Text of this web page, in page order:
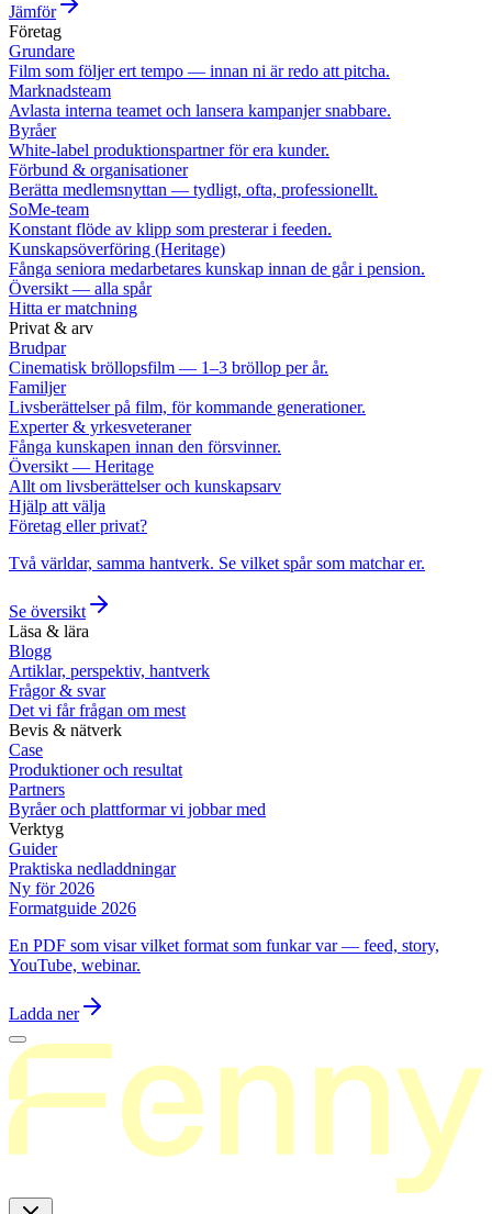
Jämför
Företag
Grundare
Film som följer ert tempo — innan ni är redo att pitcha.
Marknadsteam
Avlasta interna teamet och lansera kampanjer snabbare.
Byråer
White-label produktionspartner för era kunder.
Förbund & organisationer
Berätta medlemsnyttan — tydligt, ofta, professionellt.
SoMe-team
Konstant flöde av klipp som presterar i feeden.
Kunskapsöverföring (Heritage)
Fånga seniora medarbetares kunskap innan de går i pension.
Översikt — alla spår
Hitta er matchning
Privat & arv
Brudpar
Cinematisk bröllopsfilm — 1–3 bröllop per år.
Familjer
Livsberättelser på film, för kommande generationer.
Experter & yrkesveteraner
Fånga kunskapen innan den försvinner.
Översikt — Heritage
Allt om livsberättelser och kunskapsarv
Hjälp att välja
Företag eller privat?
Två världar, samma hantverk. Se vilket spår som matchar er.
Se översikt
Läsa & lära
Blogg
Artiklar, perspektiv, hantverk
Frågor & svar
Det vi får frågan om mest
Bevis & nätverk
Case
Produktioner och resultat
Partners
Byråer och plattformar vi jobbar med
Verktyg
Guider
Praktiska nedladdningar
Ny för 2026
Formatguide 2026
En PDF som visar vilket format som funkar var — feed, story,
YouTube, webinar.
Ladda ner